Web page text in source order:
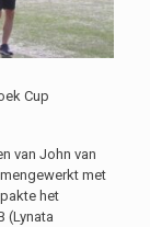
Cup
van John van
met
het
(Lynata